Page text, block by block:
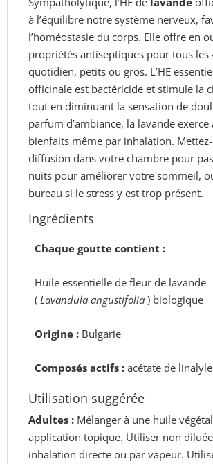
à l’équilibre notre système nerveux,
l’homéostasie du corps. Elle offre en
propriétés antiseptiques pour tous les
quotidien, petits ou gros. L’HE
officinale est bactéricide et stimule la
tout en diminuant la sensation de
parfum d’ambiance, la lavande exerce
bienfaits même par inhalation.
diffusion dans votre chambre pour
nuits pour améliorer votre sommeil,
bureau si le stress y est trop présent.
Ingrédients
Chaque goutte contient :
Huile essentielle de fleur de lavande
( Lavandula angustifolia) biologique
Origine :Bulgarie
Composés actifs :acétate de
Utilisation suggérée
Adultes : Mélanger à une huile
application topique. Utiliser non
inhalation directe ou par vapeur.